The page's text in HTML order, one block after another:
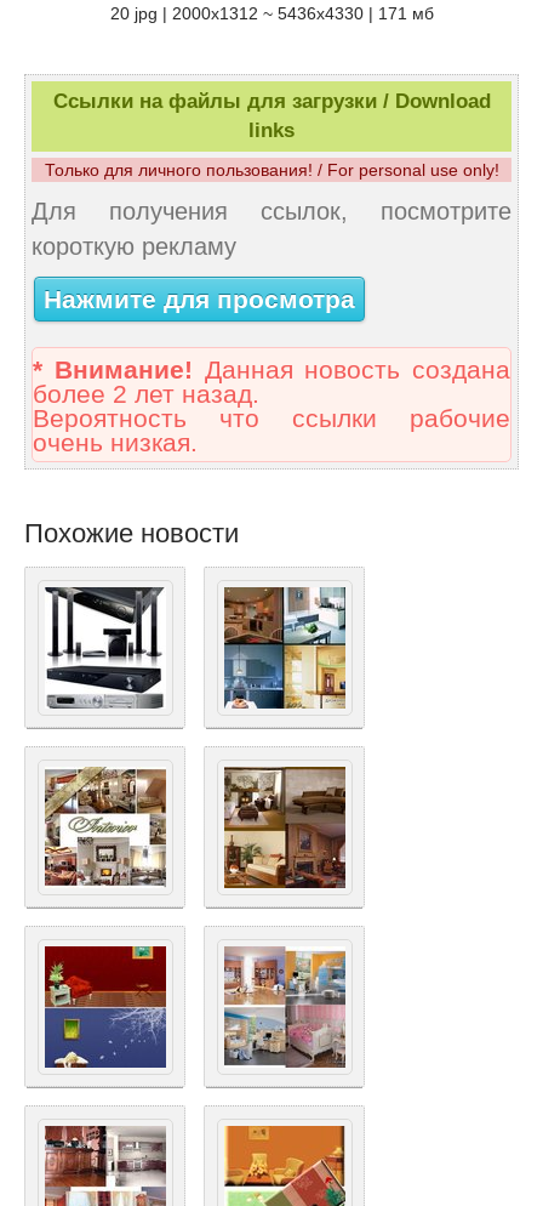
20 jpg | 2000x1312 ~ 5436x4330 | 171 мб
Ссылки на файлы для загрузки / Download
links
Только для личного пользования! / For personal use only!
Для получения ссылок, посмотрите
короткую рекламу
Нажмите для просмотра
* Внимание! Данная новость создана
более 2 лет назад.
Вероятность что ссылки рабочие
очень низкая.
Похожие новости